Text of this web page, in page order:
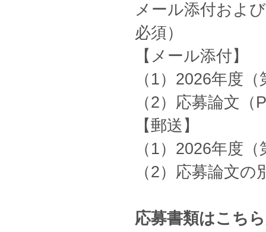
メール添付およ
必須）
【メール添付】
（1）2026年度
（2）応募論文（
【郵送】
（1）2026年度
（2）応募論文
応募書類はこち